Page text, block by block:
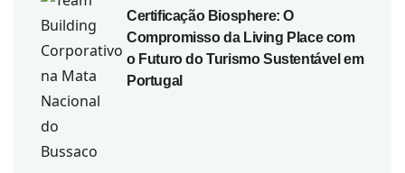
Certificação Biosphere: O
Compromisso da Living Place com
o Futuro do Turismo Sustentável em
Portugal